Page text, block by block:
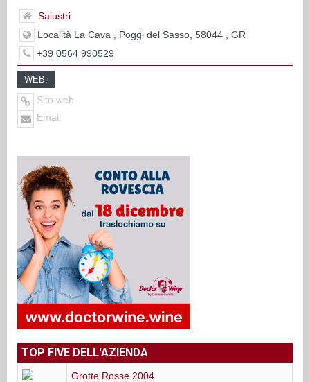
Salustri
Località La Cava , Poggi del Sasso, 58044 , GR
+39 0564 990529
WEB:
Sito web
Email
TOP FIVE DELL'AZIENDA
Grotte Rosse 2004